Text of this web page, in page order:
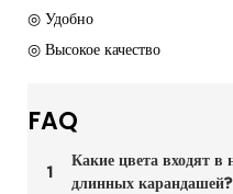
◎ Удобно
◎ Высокое качество
FAQ
1
Какие цвета входят
длинных карандашей?